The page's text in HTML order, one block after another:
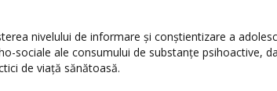
nivelului de informare şi conştientizare a
sociale ale consumului de substanţe psihoactive,
de viaţă sănătoasă.